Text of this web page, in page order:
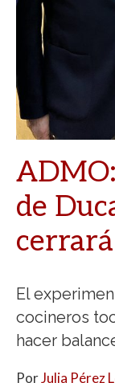
de
El
cocineros
hacer
PorJulia Pérez